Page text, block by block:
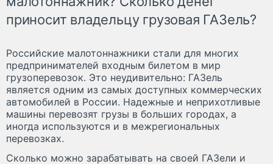
приносит владельцу грузовая ГАЗель?
Российские малотоннажники стали для многих
предпринимателей входным билетом в мир
грузоперевозок. Это неудивительно: ГАЗель
является одним из самых доступных коммерческих
автомобилей в России. Надежные и неприхотливые
машины перевозят грузы в больших городах, а
иногда используются и в межрегиональных
перевозках.
Сколько можно зарабатывать на своей ГАЗели и